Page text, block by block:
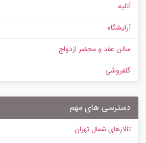
آتلیه
آرایشگاه
سالن عقد و محضر ازدواج
گلفروشی
دسترسی های مهم
تالارهای شمال تهران